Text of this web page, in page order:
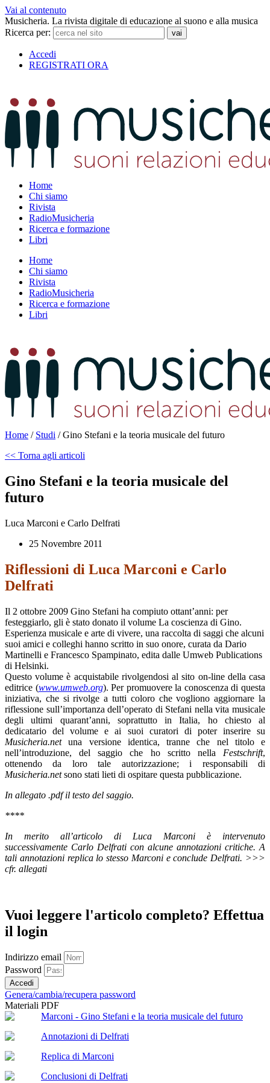
Vai al contenuto
Musicheria. La rivista digitale di educazione al suono e alla musica
Ricerca per:
Accedi
REGISTRATI ORA
Home
Chi siamo
Rivista
RadioMusicheria
Ricerca e formazione
Libri
Home
Chi siamo
Rivista
RadioMusicheria
Ricerca e formazione
Libri
Home / Studi /Gino Stefani e la teoria musicale del futuro
<< Torna agli articoli
Gino Stefani e la teoria musicale del
futuro
Luca Marconi e Carlo Delfrati
25 Novembre 2011
Riflessioni di Luca Marconi e Carlo
Delfrati
Il 2 ottobre 2009 Gino Stefani ha compiuto ottant’anni: per
festeggiarlo, gli è stato donato il volume La coscienza di Gino.
Esperienza musicale e arte di vivere, una raccolta di saggi che alcuni
suoi amici e colleghi hanno scritto in suo onore, curata da Dario
Martinelli e Francesco Spampinato, edita dalle Umweb Publications
di Helsinki.
Questo volume è acquistabile rivolgendosi al sito on-line della casa
editrice (www.umweb.org). Per promuovere la conoscenza di questa
iniziativa, che si rivolge a tutti coloro che vogliono aggiornare la
riflessione sull’importanza dell’operato di Stefani nella vita musicale
degli ultimi quarant’anni, soprattutto in Italia, ho chiesto al
dedicatario del volume e ai suoi curatori di poter inserire su
Musicheria.netuna versione identica, tranne che nel titolo e
nell’introduzione, del saggio che ho scritto nella Festschrift,
ottenendo da loro tale autorizzazione; i responsabili di
Musicheria.netsono stati lieti di ospitare questa pubblicazione.
In allegato .pdf il testo del saggio.
****
In merito all’articolo di Luca Marconi è intervenuto
successivamente Carlo Delfrati con alcune annotazioni critiche. A
tali annotazioni replica lo stesso Marconi e conclude Delfrati. >>>
cfr. allegati
Vuoi leggere l'articolo completo? Effettua
il login
Indirizzo email
Password
Accedi
Genera/cambia/recupera password
Materiali PDF
Marconi - Gino Stefani e la teoria musicale del futuro
Annotazioni di Delfrati
Replica di Marconi
Conclusioni di Delfrati